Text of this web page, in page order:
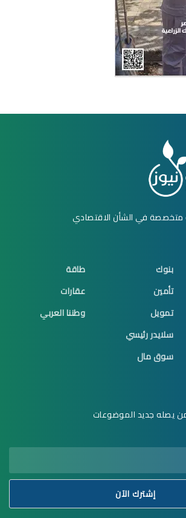
متخصصة في الشأن الاقتصادي
بنوك
تأمين
تمويل
سلايدر رئيسي
سوق مال
طاقة
عقارات
وطننا العربي
يصله جديد الموضوعات